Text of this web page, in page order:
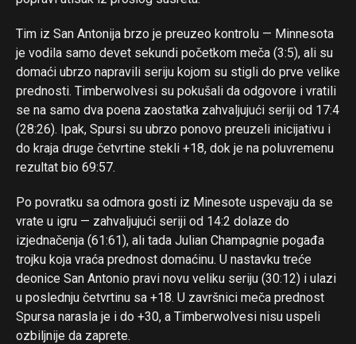
Tim iz San Antonija brzo je preuzeo kontrolu — Minnesota
je vodila samo devet sekundi početkom meča (3:5), ali su
domaći ubrzo napravili seriju kojom su stigli do prve velike
prednosti. Timberwolvesi su pokušali da odgovore i vratili
se na samo dva poena zaostatka zahvaljujući seriji od 17:4
(28:26). Ipak, Spursi su ubrzo ponovo preuzeli inicijativu i
do kraja druge četvrtine stekli +18, dok je na poluvremenu
rezultat bio 69:57.
Po povratku sa odmora gosti iz Minesote uspevaju da se
vrate u igru — zahvaljujući seriji od 14:2 dolaze do
izjednačenja (61:61), ali tada Julian Champagnie pogađa
trojku koja vraća prednost domaćinu. U nastavku treće
deonice San Antonio pravi novu veliku seriju (30:12) i ulazi
u poslednju četvrtinu sa +18. U završnici meča prednost
Spursa narasla je i do +30, a Timberwolvesi nisu uspeli
ozbiljnije da zaprete.